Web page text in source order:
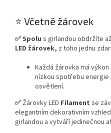
⭐ Včetně žárovek
✅Spolu s girlandou obdržíte až
LED žárovek, z toho jednu
Každá žárovka má
nízkou spotřebu
osvětlení.
✅ Žárovky LED Filament se
elegantním dekorativním
girlandou a vytváří jedinečnou